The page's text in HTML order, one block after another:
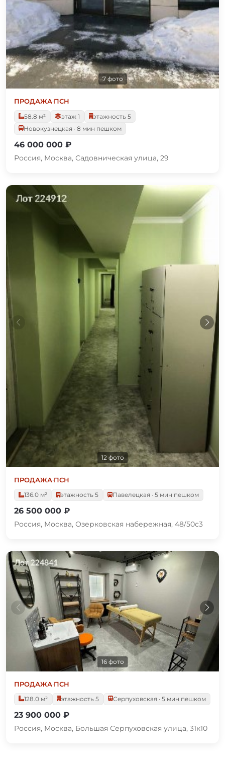
7 фото
ПРОДАЖА·ПСН
58.8 м²
этаж 1
этажность 5
Новокузнецкая · 8 мин пешком
46 000 000 ₽
Россия, Москва, Садовническая улица, 29
12 фото
ПРОДАЖА·ПСН
136.0 м²
этажность 5 Павелецкая · 5 мин пешком
26 500 000 ₽
Россия, Москва, Озерковская набережная, 48/50с3
16 фото
ПРОДАЖА·ПСН
128.0 м²
этажность 5 Серпуховская · 5 мин пешком
23 900 000 ₽
Россия, Москва, Большая Серпуховская улица, 31к10